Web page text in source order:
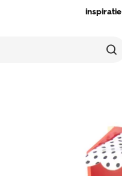
inspiratie